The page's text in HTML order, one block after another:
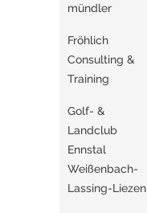
mündler
Fröhlich
Consulting &
Training
Golf- &
Landclub
Ennstal
Weißenbach-
Lassing-Liezen